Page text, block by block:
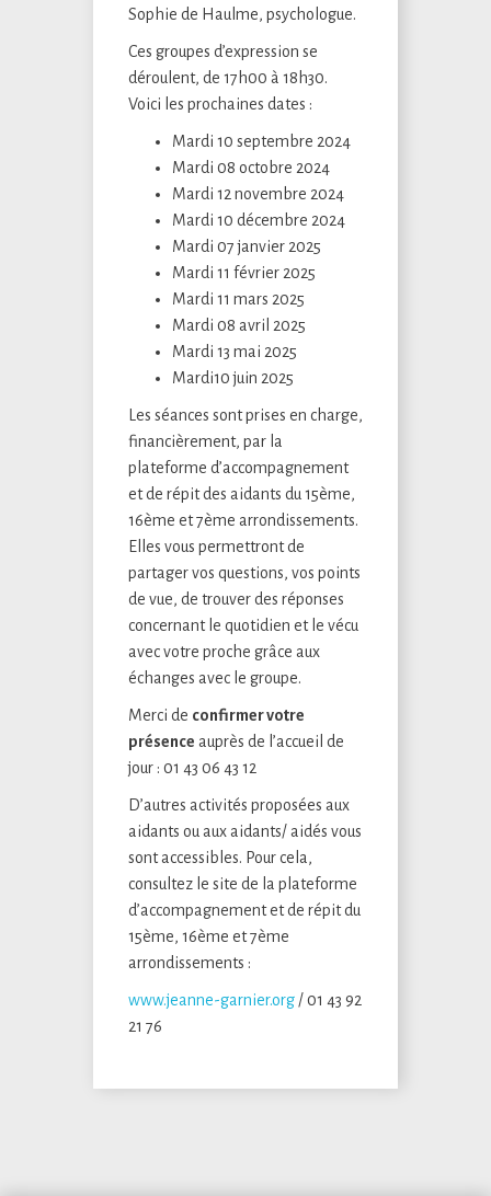
Sophie de Haulme, psychologue.
Ces groupes d’expression se
déroulent, de 17h00 à 18h30.
Voici les prochaines dates :
Mardi 10 septembre 2024
Mardi 08 octobre 2024
Mardi 12 novembre 2024
Mardi 10 décembre 2024
Mardi 07 janvier 2025
Mardi 11 février 2025
Mardi 11 mars 2025
Mardi 08 avril 2025
Mardi 13 mai 2025
Mardi10 juin 2025
Les séances sont prises en charge,
financièrement, par la
plateforme d’accompagnement
et de répit des aidants du 15ème,
16ème et 7ème arrondissements.
Elles vous permettront de
partager vos questions, vos points
de vue, de trouver des réponses
concernant le quotidien et le vécu
avec votre proche grâce aux
échanges avec le groupe.
Merci de confirmer votre
présence auprès de l’accueil de
jour : 01 43 06 43 12
D’autres activités proposées aux
aidants ou aux aidants/ aidés vous
sont accessibles. Pour cela,
consultez le site de la plateforme
d’accompagnement et de répit du
15ème, 16ème et 7ème
arrondissements :
www.jeanne-garnier.org/ 01 43 92
21 76